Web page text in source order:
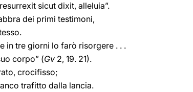
sicut dixit, alleluia”.
dei primi testimoni,
in tre giorni lo farò risorgere . . .
corpo” (Gv 2, 19. 21).
crocifisso;
trafitto dalla lancia.